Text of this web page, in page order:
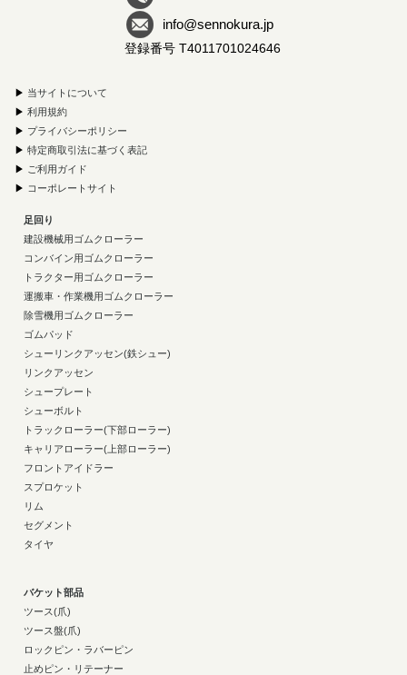
info@sennokura.jp
登録番号 T4011701024646
▶ 当サイトについて
▶ 利用規約
▶ プライバシーポリシー
▶ 特定商取引法に基づく表記
▶ ご利用ガイド
▶ コーポレートサイト
足回り
建設機械用ゴムクローラー
コンバイン用ゴムクローラー
トラクター用ゴムクローラー
運搬車・作業機用ゴムクローラー
除雪機用ゴムクローラー
ゴムパッド
シューリンクアッセン(鉄シュー)
リンクアッセン
シュープレート
シューボルト
トラックローラー(下部ローラー)
キャリアローラー(上部ローラー)
フロントアイドラー
スプロケット
リム
セグメント
タイヤ
バケット部品
ツース(爪)
ツース盤(爪)
ロックピン・ラバーピン
止めピン・リテーナー